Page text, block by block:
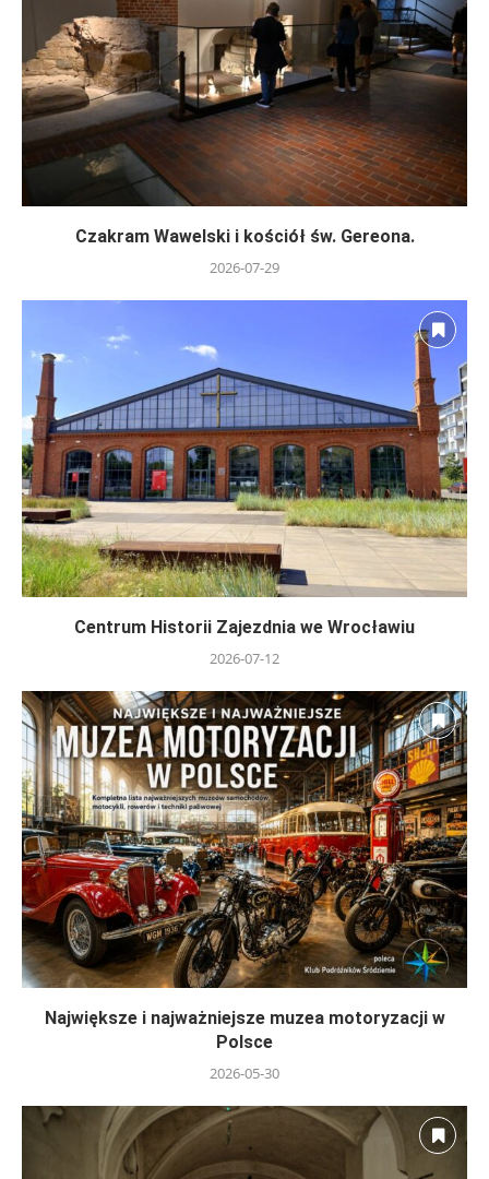
Czakram Wawelski i kościół św. Gereona.
2026-07-29
Centrum Historii Zajezdnia we Wrocławiu
2026-07-12
Największe i najważniejsze muzea motoryzacji w
Polsce
2026-05-30